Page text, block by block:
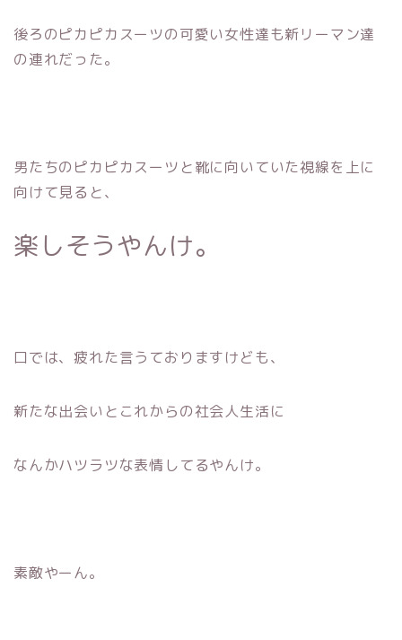
後ろのピカピカスーツの可愛い女性達も新リーマン達
の連れだった。
男たちのピカピカスーツと靴に向いていた視線を上に
向けて見ると、
楽しそうやんけ。
口では、疲れた言うておりますけども、
新たな出会いとこれからの社会人生活に
なんかハツラツな表情してるやんけ。
素敵やーん。